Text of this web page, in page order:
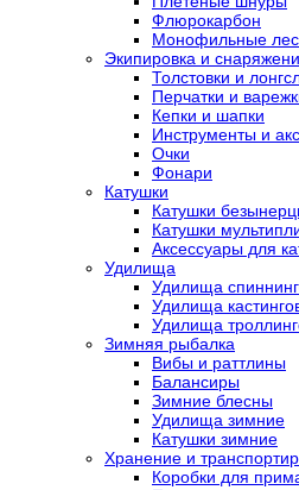
Флюрокарбон
Монофильные
Экипировка и
Толстовки и
Перчатки и
Кепки и шапки
Инструменты и
Очки
Фонари
Катушки
Катушки
Катушки
Аксессуары для
Удилища
Удилища
Удилища
Удилища
Зимняя рыбалка
Вибы и раттлины
Балансиры
Зимние блесны
Удилища зимние
Катушки зимние
Хранение и
Коробки для